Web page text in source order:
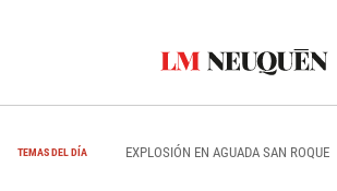
TEMAS DEL DÍA EXPLOSIÓN EN AGUADA SAN ROQUE